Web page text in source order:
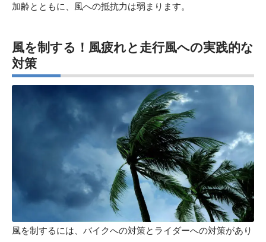
加齢とともに、風への抵抗力は弱まります。
風を制する！風疲れと走行風への実践的な
対策
風を制するには、バイクへの対策とライダーへの対策があり